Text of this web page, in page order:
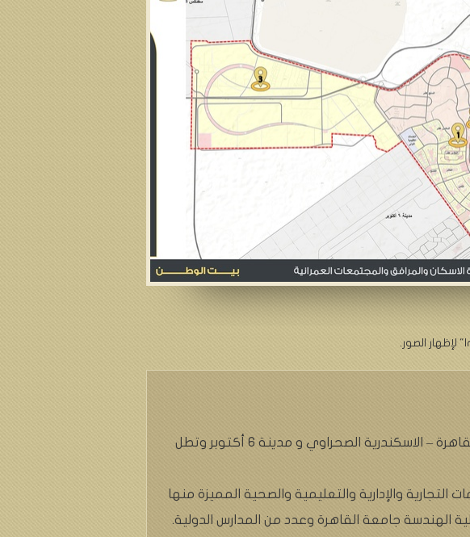
تبعد مدينة الشيخ زايد عن وسط القاهرة 38 كم بالمنطقة الواقعة بين طريق القاهرة – الاسكندرية الصحراوي و مدينة 6 أكتوبر وتطل
والإدارية والتعليمية والصحية المميزة منها
الهندسة جامعة القاهرة وعدد من المدارس الدولية.